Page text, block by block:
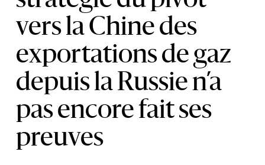
vers la Chine des
exportations de gaz
depuis la Russie n’a
pas encore fait ses
preuves